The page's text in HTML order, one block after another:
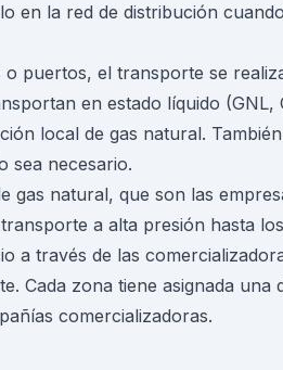
en la red de distribución
puertos, el transporte se
en estado líquido (GNL,
local de gas natural.
sea necesario.
gas natural, que son las
a alta presión hasta
a través de las
Cada zona tiene asignada una
comercializadoras.